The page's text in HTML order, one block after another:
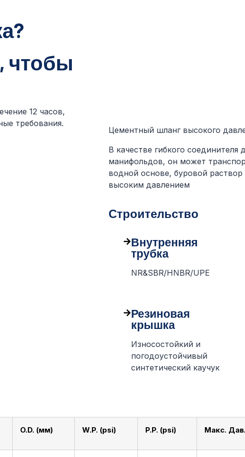
чтобы
12 часов,
требования.
Цементный шланг высокого
В качестве гибкого
манифольдов, он может
водной основе, буровой
высоким давлением
Строительство
Внутренняя
трубка
NR&SBR/HNBR/UPE
Резиновая
крышка
Износостойкий и
погодоустойчивый
синтетический каучук
O.D. (мм) W.P. (psi) P.P. (psi) Макс.